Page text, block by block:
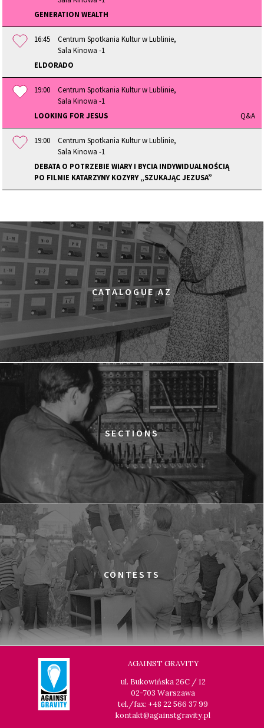
GENERATION WEALTH
16:45
Centrum Spotkania Kultur w Lublinie,
Sala Kinowa -1
ELDORADO
19:00
Centrum Spotkania Kultur w Lublinie,
Sala Kinowa -1
LOOKING FOR JESUS
Q&A
19:00
Centrum Spotkania Kultur w Lublinie,
Sala Kinowa -1
DEBATA O POTRZEBIE WIARY I BYCIA INDYWIDUALNOŚCIĄ
PO FILMIE KATARZYNY KOZYRY „SZUKAJĄC JEZUSA”
CATALOGUE AZ
SECTIONS
CONTESTS
AGAINST GRAVITY
ul. Bukowińska 26C / 12
02-703 Warszawa
tel./fax: +48 22 566 37 99
kontakt@againstgravity.pl